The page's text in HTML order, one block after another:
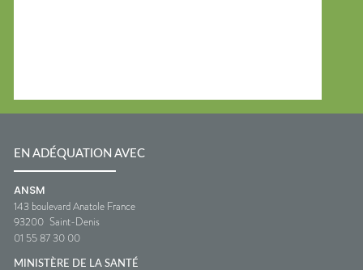
EN ADÉQUATION AVEC
ANSM
143 boulevard Anatole France
93200 Saint-Denis
01 55 87 30 00
MINISTÈRE DE LA SANTÉ